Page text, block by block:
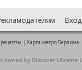
| Карта метро Берлина
by Discover Ukraine